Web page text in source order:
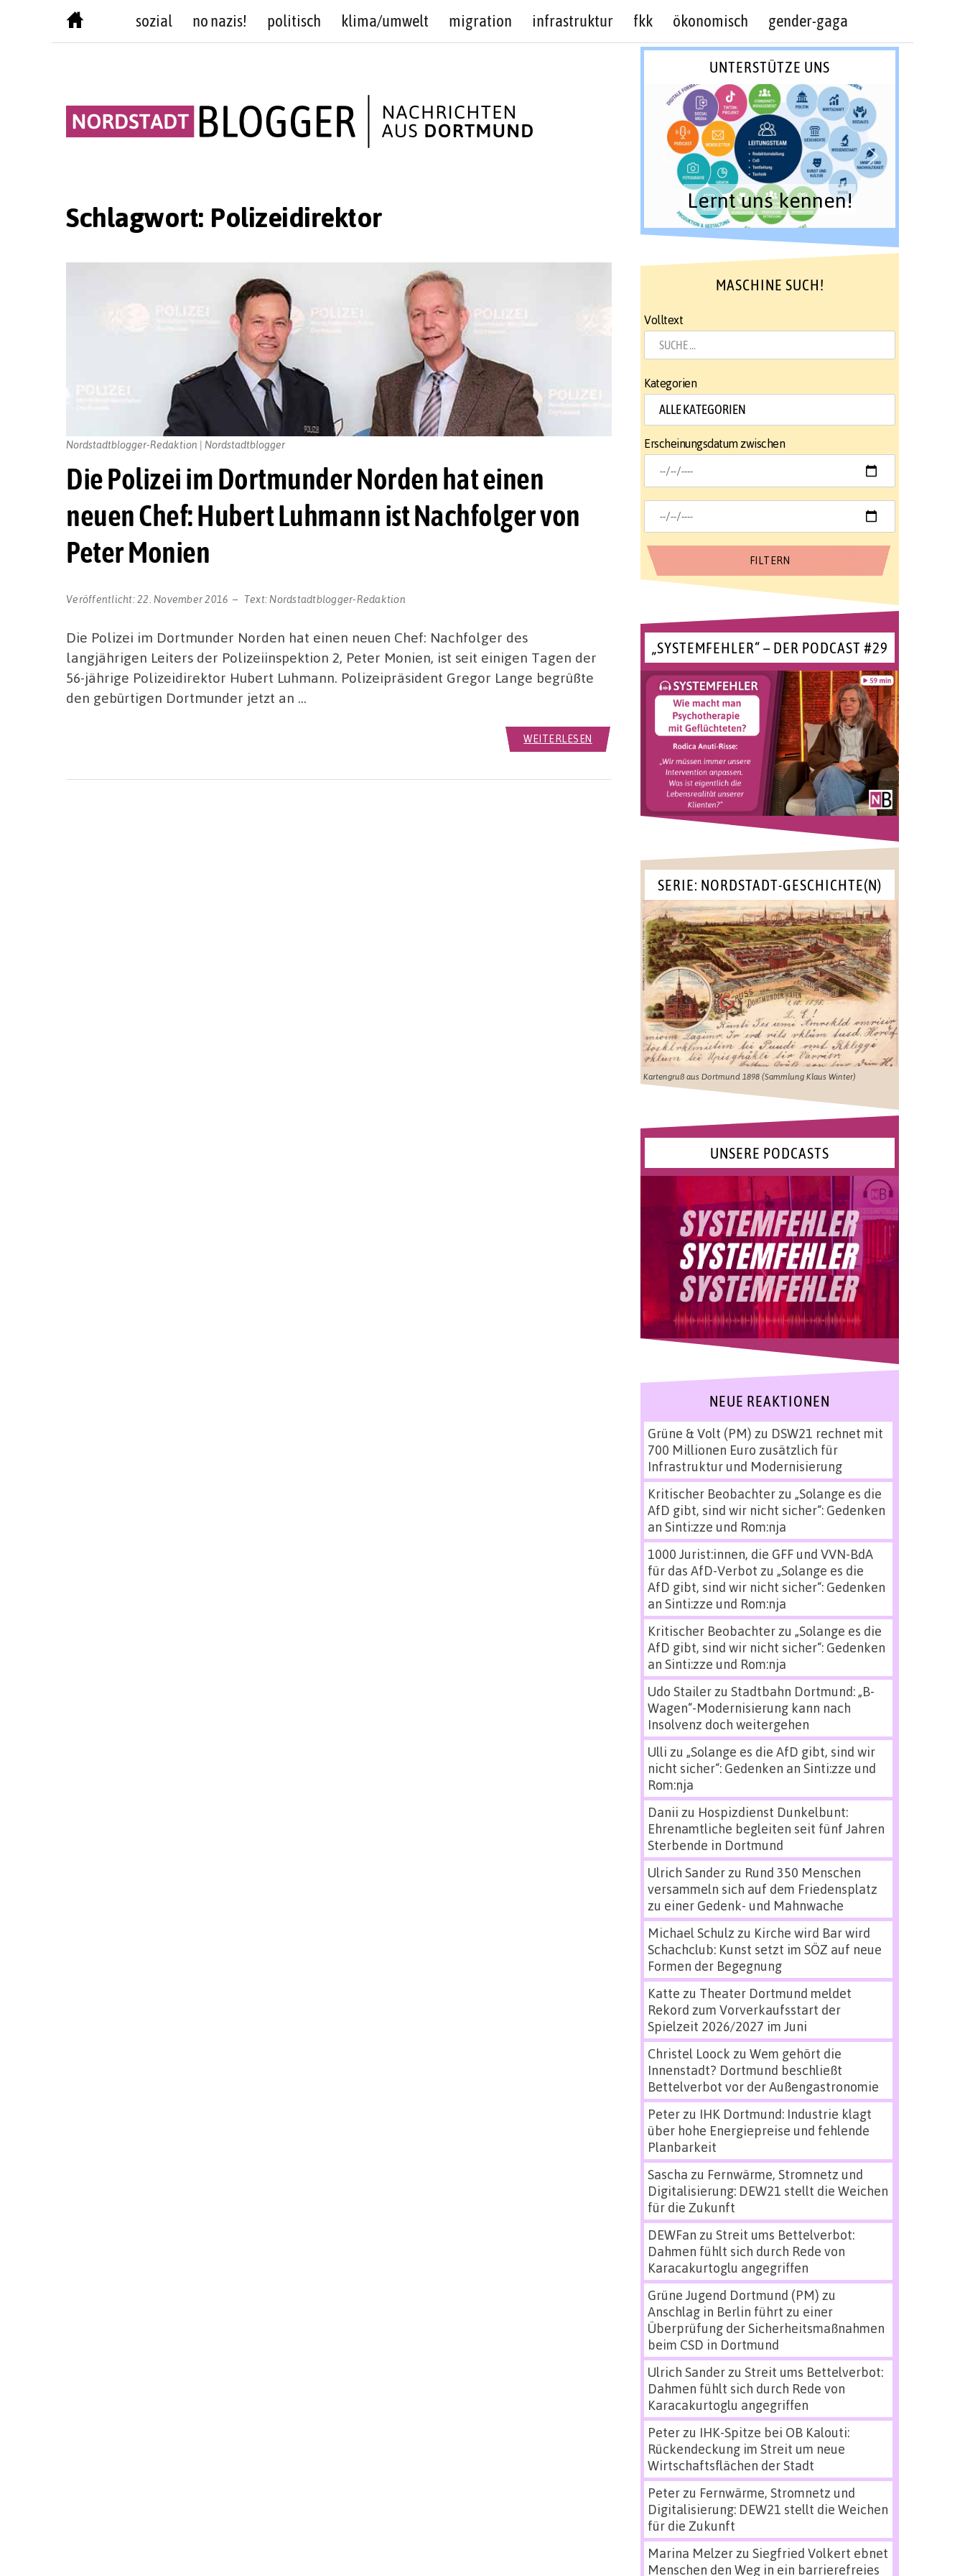
sozial no nazis! politisch klima/umwelt migration infrastruktur fkk ökonomisch gender-gaga
Schlagwort: Polizeidirektor
Die Polizei im Dortmunder Norden hat einen
neuen Chef: Hubert Luhmann ist Nachfolger von
Peter Monien
Veröffentlicht:22. November 2016 Text: Nordstadtblogger-Redaktion
Nordstadtblogger-Redaktion | Nordstadtblogger
Die Polizei im Dortmunder Norden hat einen neuen Chef: Nachfolger des
langjährigen Leiters der Polizeiinspektion 2, Peter Monien, ist seit einigen Tagen der
56-jährige Polizeidirektor Hubert Luhmann. Polizeipräsident Gregor Lange begrüßte
den gebürtigen Dortmunder jetzt an …
WEITERLESEN
UNTERSTÜTZE UNS
Lernt uns kennen!
MASCHINE SUCH!
Volltext
Kategorien
Erscheinungsdatum zwischen
„SYSTEMFEHLER“ – DER PODCAST #29
SERIE: NORDSTADT-GESCHICHTE(N)
Kartengruß aus Dortmund 1898 (Sammlung Klaus Winter)
UNSERE PODCASTS
NEUE REAKTIONEN
Grüne & Volt (PM) zu DSW21 rechnet mit
700 Millionen Euro zusätzlich für
Infrastruktur und Modernisierung
Kritischer Beobachterzu „Solange es die
AfD gibt, sind wir nicht sicher“: Gedenken
an Sinti:zze und Rom:nja
1000 Jurist:innen, die GFF und VVN-BdA
für das AfD-Verbot zu „Solange es die
AfD gibt, sind wir nicht sicher“: Gedenken
an Sinti:zze und Rom:nja
Kritischer Beobachterzu „Solange es die
AfD gibt, sind wir nicht sicher“: Gedenken
an Sinti:zze und Rom:nja
Udo Stailerzu Stadtbahn Dortmund: „B-
Wagen“-Modernisierung kann nach
Insolvenz doch weitergehen
Ulli zu „Solange es die AfD gibt, sind wir
nicht sicher“: Gedenken an Sinti:zze und
Rom:nja
Danii zu Hospizdienst Dunkelbunt:
Ehrenamtliche begleiten seit fünf Jahren
Sterbende in Dortmund
Ulrich Sanderzu Rund 350 Menschen
versammeln sich auf dem Friedensplatz
zu einer Gedenk- und Mahnwache
Michael Schulz zu Kirche wird Bar wird
Schachclub: Kunst setzt im SÖZ auf neue
Formen der Begegnung
Katte zu Theater Dortmund meldet
Rekord zum Vorverkaufsstart der
Spielzeit 2026/2027 im Juni
Christel Loock zu Wem gehört die
Innenstadt? Dortmund beschließt
Bettelverbot vor der Außengastronomie
Peterzu IHK Dortmund: Industrie klagt
über hohe Energiepreise und fehlende
Planbarkeit
Sascha zu Fernwärme, Stromnetz und
Digitalisierung: DEW21 stellt die Weichen
für die Zukunft
DEWFan zu Streit ums Bettelverbot:
Dahmen fühlt sich durch Rede von
Karacakurtoglu angegriffen
Grüne Jugend Dortmund (PM) zu
Anschlag in Berlin führt zu einer
Überprüfung der Sicherheitsmaßnahmen
beim CSD in Dortmund
Ulrich Sanderzu Streit ums Bettelverbot:
Dahmen fühlt sich durch Rede von
Karacakurtoglu angegriffen
Peterzu IHK-Spitze bei OB Kalouti:
Rückendeckung im Streit um neue
Wirtschaftsflächen der Stadt
Peterzu Fernwärme, Stromnetz und
Digitalisierung: DEW21 stellt die Weichen
für die Zukunft
Marina Melzerzu Siegfried Volkert ebnet
Menschen den Weg in ein barrierefreies